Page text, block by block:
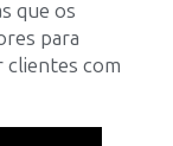
que os
para
com